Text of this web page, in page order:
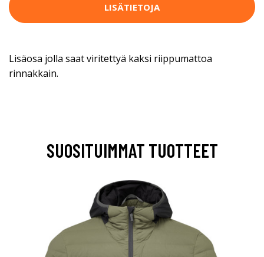
LISÄTIETOJA
Lisäosa jolla saat viritettyä kaksi riippumattoa
rinnakkain.
SUOSITUIMMAT TUOTTEET